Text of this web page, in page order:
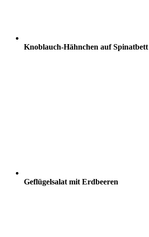
Knoblauch-Hähnchen auf
Geflügelsalat mit Erdbeeren